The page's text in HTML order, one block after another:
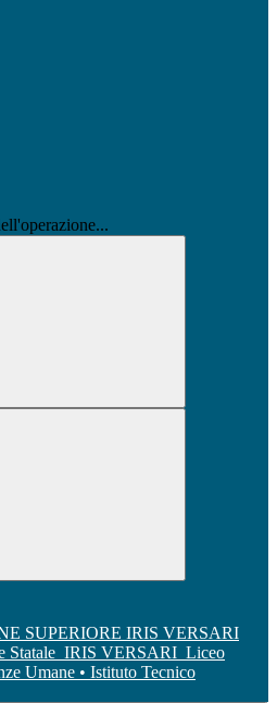
Statale IRIS VERSARI Liceo
Umane • Istituto Tecnico